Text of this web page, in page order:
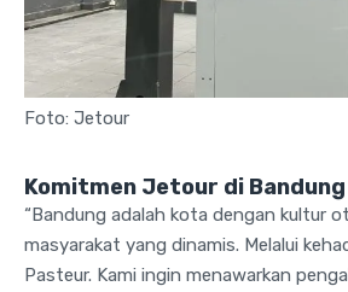
Foto: Jetour
Komitmen Jetour di Bandung
“Bandung adalah kota dengan kultur
masyarakat yang dinamis. Melalui
Pasteur. Kami ingin menawarkan